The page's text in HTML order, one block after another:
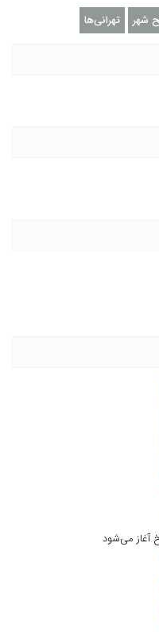
شهر تهرانی‌ها
آغاز می‌شود